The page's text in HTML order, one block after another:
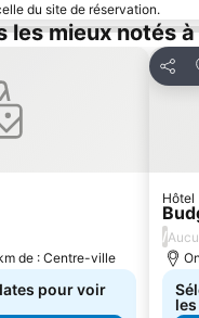
du site de réservation.
les mieux notés
de : Centre-ville
pour voir
Hôtel
/